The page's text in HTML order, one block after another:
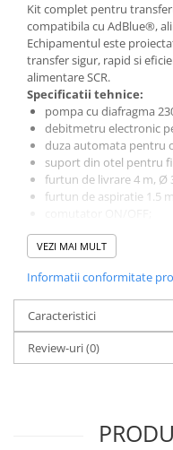
Kit complet pentru
compatibila cu AdBlue®,
Echipamentul este
transfer sigur, rapid si
alimentare SCR.
Specificatii tehnice:
pompa cu diafragma
debitmetru electronic
duza automata pentru
suport din otel pentru
furtun de livrare 4 m, Ø
furtun de aspiratie 1.5
tensiune de alimentare:
temperatura minima de
Automobilindustrie e.V.
VEZI MAI MULT
Informatii conformitate
Caracteristici
Review-uri(0)